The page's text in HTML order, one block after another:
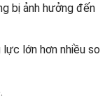
bị ảnh hưởng đến
lớn hơn nhiều so